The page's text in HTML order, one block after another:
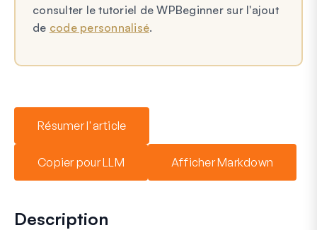
consulter le tutoriel de WPBeginner sur l'ajout
de code personnalisé.
Résumer l'article
Copier pour LLM Afficher Markdown
Description